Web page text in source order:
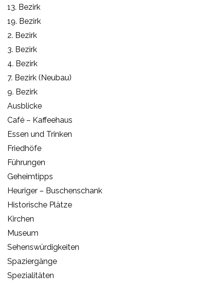
13. Bezirk
19. Bezirk
2. Bezirk
3. Bezirk
4. Bezirk
7. Bezirk (Neubau)
9. Bezirk
Ausblicke
Café – Kaffeehaus
Essen und Trinken
Friedhöfe
Führungen
Geheimtipps
Heuriger – Buschenschank
Historische Plätze
Kirchen
Museum
Sehenswürdigkeiten
Spaziergänge
Spezialitäten